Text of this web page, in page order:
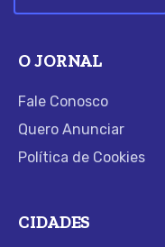
O JORNAL
Fale Conosco
Quero Anunciar
Política de Cookies
CIDADES